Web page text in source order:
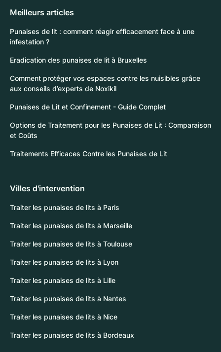
Meilleurs articles
Punaises de lit : comment réagir efficacement face à une
infestation ?
Eradication des punaises de lit à Bruxelles
Comment protéger vos espaces contre les nuisibles grâce
aux conseils d’experts de Noxikil
Punaises de Lit et Confinement - Guide Complet
Options de Traitement pour les Punaises de Lit : Comparaison
et Coûts
Traitements Efficaces Contre les Punaises de Lit
Villes d'intervention
Traiter les punaises de lits à Paris
Traiter les punaises de lits à Marseille
Traiter les punaises de lits à Toulouse
Traiter les punaises de lits à Lyon
Traiter les punaises de lits à Lille
Traiter les punaises de lits à Nantes
Traiter les punaises de lits à Nice
Traiter les punaises de lits à Bordeaux